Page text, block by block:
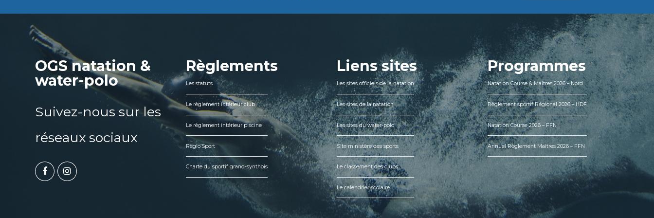
OGS natation &
water-polo
Suivez-nous sur les
réseaux sociaux
Règlements
Les statuts
Le règlement intérieur club
Le règlement intérieur piscine
Règlo’Sport
Charte du sportif grand-synthois
Liens sites
Les sites officiels de la natation
Les sites de la natation
Les sites du water-polo
Site ministère des sports
Le classement des clubs
Le calendrier scolaire
Programmes
Natation Course & Maîtres 2026 – Nord
Règlement sportif Régional 2026 – HDF
Natation Course 2026 – FFN
Annuel Règlement Maîtres 2026 – FFN